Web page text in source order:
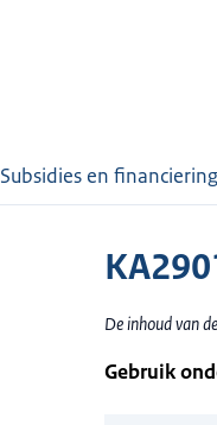
Subsidies en financiering
De inhoud van
Gebruik